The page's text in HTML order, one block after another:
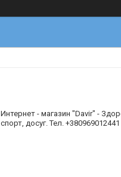
Интернет - магазин "Davir" -
спорт, досуг. Тел. +380969012441